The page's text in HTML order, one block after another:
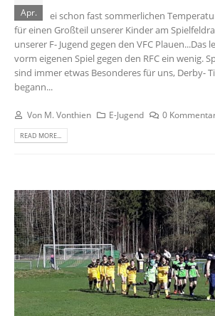
Apr.
ei schon fast sommerlichen
für einen Großteil unserer Kinder am
unserer F- Jugend gegen den VFC Plauen...Das
vorm eigenen Spiel gegen den RFC ein wenig.
sind immer etwas Besonderes für uns, Derby-
begann...
Von M. Vonthien E-Jugend 0
READ MORE...